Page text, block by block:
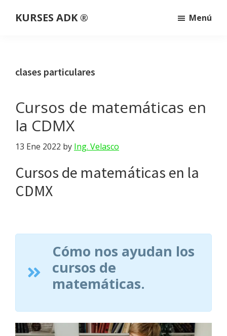
lateral
página
KURSES ADK ®
educativa
imparte
clases
y
cursos
en
línea
domicilio
Menú
clases particulares
Cursos de matemáticas en
la CDMX
13 Ene 2022 by Ing. Velasco
Cursos de matemáticas en la
CDMX
Cómo nos ayudan los
cursos de
matemáticas.